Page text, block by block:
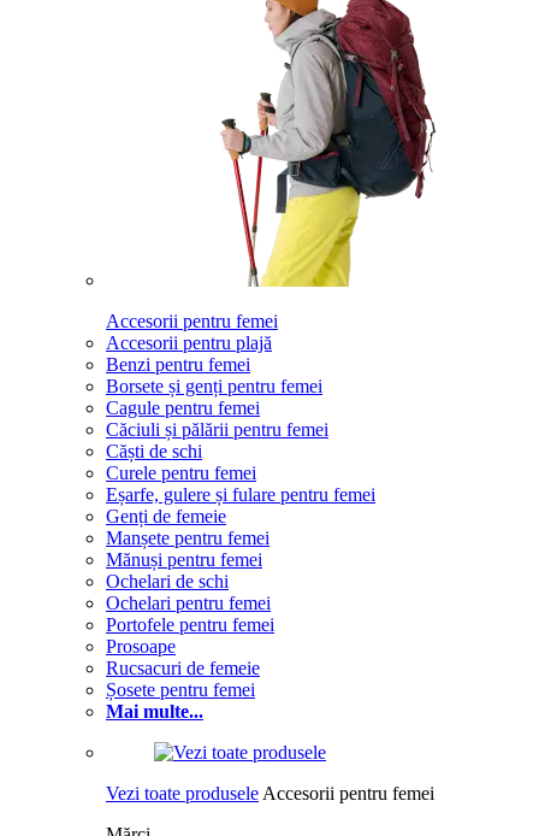
Accesorii pentru femei
Accesorii pentru plajă
Benzi pentru femei
Borsete și genți pentru femei
Cagule pentru femei
Căciuli și pălării pentru femei
Căști de schi
Curele pentru femei
Eșarfe, gulere și fulare pentru femei
Genți de femeie
Manșete pentru femei
Mănuși pentru femei
Ochelari de schi
Ochelari pentru femei
Portofele pentru femei
Prosoape
Rucsacuri de femeie
Șosete pentru femei
Mai multe...
Vezi toate produsele Accesorii pentru femei